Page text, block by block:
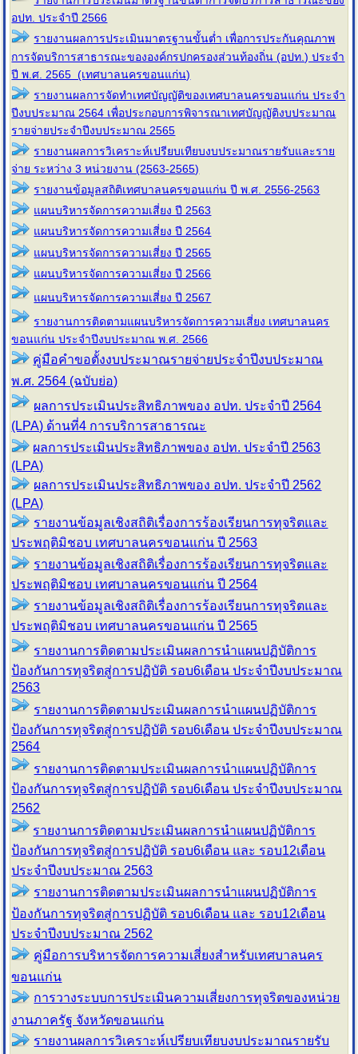
อปท. ประจำปี 2566
รายงานผลการประเมินมาตรฐานขั้นต่ำ เพื่อการประกันคุณภาพ
การจัดบริการสาธารณะขององค์กรปกครองส่วนท้องถิ่น (อปท.) ประจำ
ปี พ.ศ. 2565 (เทศบาลนครขอนแก่น)
รายงานผลการจัดทำเทศบัญญัติของเทศบาลนครขอนแก่น ประจำ
ปีงบประมาณ 2564 เพื่อประกอบการพิจารณาเทศบัญญัติงบประมาณ
รายจ่ายประจำปีงบประมาณ 2565
รายงานผลการวิเคราะห์เปรียบเทียบงบประมาณรายรับและราย
จ่าย ระหว่าง 3 หน่วยงาน (2563-2565)
รายงานข้อมูลสถิติเทศบาลนครขอนแก่น ปี พ.ศ. 2556-2563
แผนบริหารจัดการความเสี่ยง ปี 2563
แผนบริหารจัดการความเสี่ยง ปี 2564
แผนบริหารจัดการความเสี่ยง ปี 2565
แผนบริหารจัดการความเสี่ยง ปี 2566
แผนบริหารจัดการความเสี่ยง ปี 2567
รายงานการติดตามแผนบริหารจัดการความเสี่ยง เทศบาลนคร
ขอนแก่น ประจำปีงบประมาณ พ.ศ. 2566
คู่มือคำขอตั้งงบประมาณรายจ่ายประจำปีงบประมาณ
พ.ศ. 2564 (ฉบับย่อ)
ผลการประเมินประสิทธิภาพของ อปท. ประจำปี 2564
(LPA) ด้านที่4 การบริการสาธารณะ
ผลการประเมินประสิทธิภาพของ อปท. ประจำปี 2563
(LPA)
ผลการประเมินประสิทธิภาพของ อปท. ประจำปี 2562
(LPA)
รายงานข้อมูลเชิงสถิติเรื่องการร้องเรียนการทุจริตและ
ประพฤติมิชอบ เทศบาลนครขอนแก่น ปี 2563
รายงานข้อมูลเชิงสถิติเรื่องการร้องเรียนการทุจริตและ
ประพฤติมิชอบ เทศบาลนครขอนแก่น ปี 2564
รายงานข้อมูลเชิงสถิติเรื่องการร้องเรียนการทุจริตและ
ประพฤติมิชอบ เทศบาลนครขอนแก่น ปี 2565
รายงานการติดตามประเมินผลการนำแผนปฏิบัติการ
ป้องกันการทุจริตสู่การปฏิบัติ รอบ6เดือน ประจำปีงบประมาณ
2563
รายงานการติดตามประเมินผลการนำแผนปฏิบัติการ
ป้องกันการทุจริตสู่การปฏิบัติ รอบ6เดือน ประจำปีงบประมาณ
2564
รายงานการติดตามประเมินผลการนำแผนปฏิบัติการ
ป้องกันการทุจริตสู่การปฏิบัติ รอบ6เดือน ประจำปีงบประมาณ
2562
รายงานการติดตามประเมินผลการนำแผนปฏิบัติการ
ป้องกันการทุจริตสู่การปฏิบัติ รอบ6เดือน และ รอบ12เดือน
ประจำปีงบประมาณ 2563
รายงานการติดตามประเมินผลการนำแผนปฏิบัติการ
ป้องกันการทุจริตสู่การปฏิบัติ รอบ6เดือน และ รอบ12เดือน
ประจำปีงบประมาณ 2562
คู่มือการบริหารจัดการความเสี่ยงสำหรับเทศบาลนคร
ขอนแก่น
การวางระบบการประเมินความเสี่ยงการทุจริตของหน่วย
งานภาครัฐ จังหวัดขอนแก่น
รายงานผลการวิเคราะห์เปรียบเทียบงบประมาณรายรับ